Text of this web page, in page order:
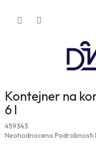
obsah
Kontejner na
6 l
459343
Průměrné
Neohodnoceno Podrobnosti